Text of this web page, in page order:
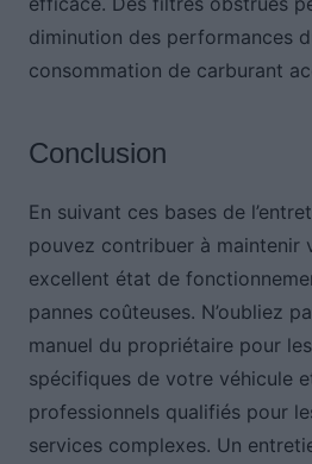
diminution des performances
consommation de carburant
Conclusion
En suivant ces bases de
pouvez contribuer à maintenir
excellent état de
pannes coûteuses. N’oubliez
manuel du propriétaire pour
spécifiques de votre véhicule
professionnels qualifiés pour
services complexes. Un